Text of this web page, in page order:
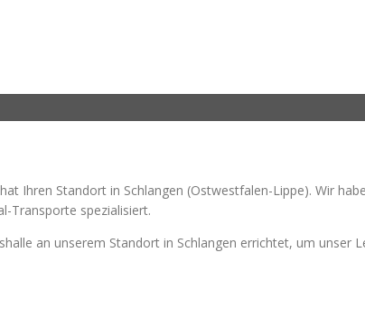
Ihren Standort in Schlangen (Ostwestfalen-Lippe). Wir
Transporte spezialisiert.
an unserem Standort in Schlangen errichtet, um